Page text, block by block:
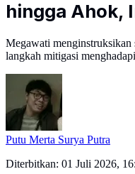
hingga Ahok,
Megawati
langkah mitigasi
Putu Merta Surya Putra
Diterbitkan: 01 Juli 2026,